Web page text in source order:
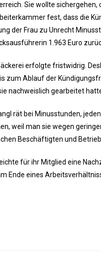
Sie wollte
fest, dass die
der Frau zu Unrecht
1.963 Euro
erfolgte fristwidrig.
zum Ablauf der
nachweislich gearbeitet
rät bei Minusstunden,
weil man sie wegen
Beschäftigten und
für ihr Mitglied eine
Ende eines